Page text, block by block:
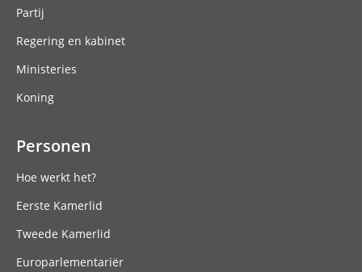
Partij
Regering en kabinet
Ministeries
Koning
Personen
Hoe werkt het?
Eerste Kamerlid
Tweede Kamerlid
Europarlementariër